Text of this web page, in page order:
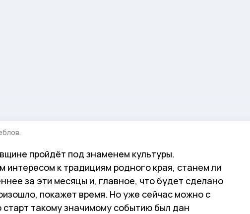
пройдёт под знаменем культуры.
интересом к традициям родного края, станем ли
за эти месяцы и, главное, что будет сделано
покажет время. Но уже сейчас можно с
старт такому значимому событию был дан